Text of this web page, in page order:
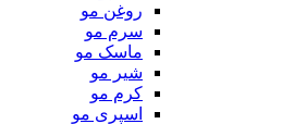
روغن مو
سرم مو
ماسک مو
شیر مو
کرم مو
اسپری مو